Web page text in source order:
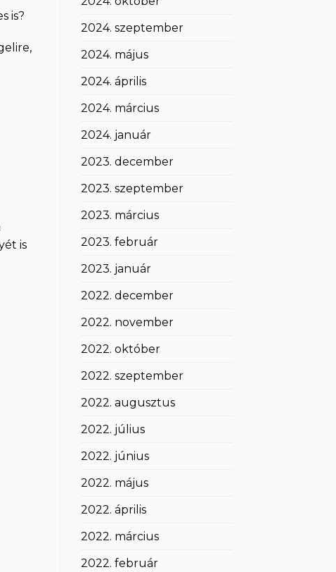
is?
is
2024. szeptember
2024. május
2024. április
2024. március
2024. január
2023. december
2023. szeptember
2023. március
2023. február
2023. január
2022. december
2022. november
2022. október
2022. szeptember
2022. augusztus
2022. július
2022. június
2022. május
2022. április
2022. március
2022. február